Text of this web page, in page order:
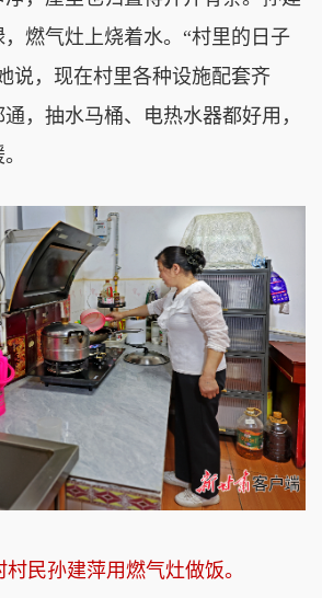
燃气灶上烧着水。“村里的日子
说，现在村里各种设施配套齐
，抽水马桶、电热水器都好用，
村民孙建萍用燃气灶做饭。